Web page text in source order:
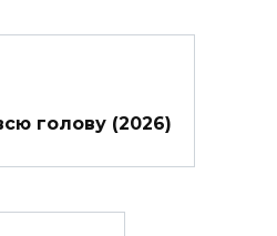
голову (2026)